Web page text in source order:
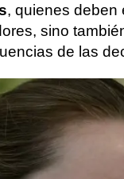
, quienes deben
sino
de las